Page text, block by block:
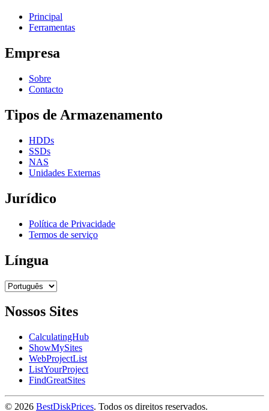
Principal
Ferramentas
Empresa
Sobre
Contacto
Tipos de Armazenamento
HDDs
SSDs
NAS
Unidades Externas
Jurídico
Política de Privacidade
Termos de serviço
Língua
Nossos Sites
CalculatingHub
ShowMySites
WebProjectList
ListYourProject
FindGreatSites
© 2026 BestDiskPrices. Todos os direitos reservados.